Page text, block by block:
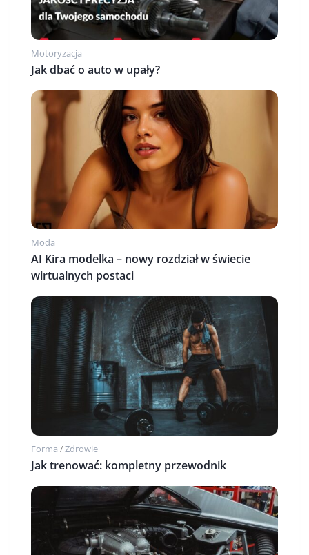
Motoryzacja
Jak dbać o auto w upały?
Moda
AI Kira modelka – nowy rozdział w świecie
wirtualnych postaci
Forma /Zdrowie
Jak trenować: kompletny przewodnik